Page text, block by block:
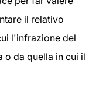
il relativo
l'infrazione del
o da quella in cui il